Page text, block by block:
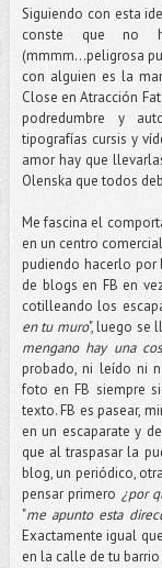
Siguiendo con esta
conste que no
(mmmm...peligrosa
con alguien es la
Close en Atracción
podredumbre y
tipografías cursis y
amor hay que
Olenska que todos
Me fascina el
en un centro
pudiendo hacerlo por
de blogs en FB en
cotilleando los
en tu muro", luego se
mengano hay una
probado, ni leído ni
foto en FB siempre
texto. FB es pasear,
en un escaparate y
que al traspasar la
blog, un periódico,
pensar primero ¿por
"me apunto esta
Exactamente igual
en la calle de tu